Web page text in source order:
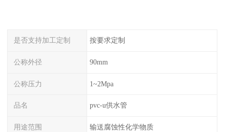
是否支持加工定制 按要求定制
公称外径 90mm
公称压力 1~2Mpa
品名 pvc-u供水管
用途范围 输送腐蚀性化学物质